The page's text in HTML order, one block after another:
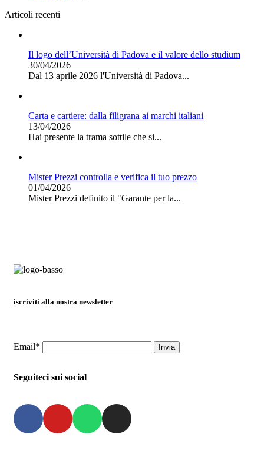
Articoli recenti
Il logo dell’Università di Padova e il valore dello studium
30/04/2026
Dal 13 aprile 2026 l'Università di Padova...
Carta e cartiere: dalla filigrana ai marchi italiani
13/04/2026
Hai presente la trama sottile che si...
Mister Prezzi controlla e verifica il tuo prezzo
01/04/2026
Mister Prezzi definito il "Garante per la...
iscriviti alla nostra newsletter
Email*
Seguiteci sui social